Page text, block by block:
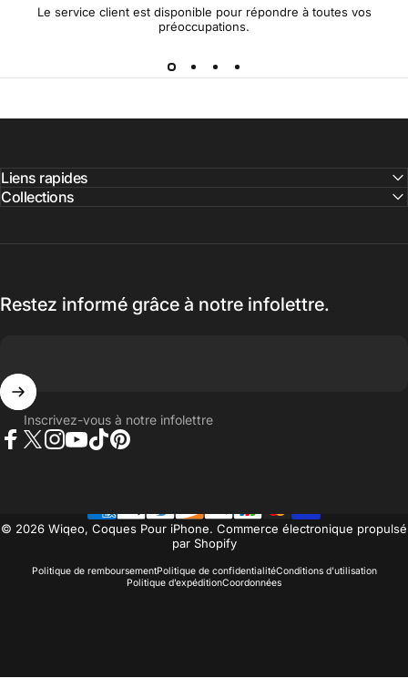
Le service client est disponible pour répondre à toutes vos
préoccupations.
Liens rapides
Collections
Restez informé grâce à notre infolettre.
Inscrivez-vous à notre infolettre
© 2026 Wiqeo, Coques Pour iPhone. Commerce électronique propulsé
par Shopify
Politique de remboursementPolitique de confidentialitéConditions d’utilisation
Politique d’expéditionCoordonnées